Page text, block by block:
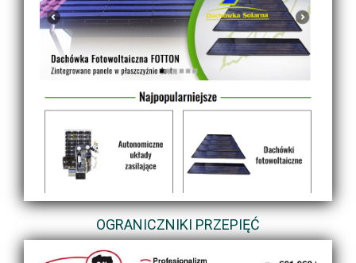
OGRANICZNIKI PRZEPIĘĆ